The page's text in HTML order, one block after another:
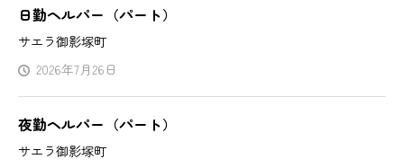
日勤ヘルパー（パート）
サエラ御影塚町
2026年7月26日
夜勤ヘルパー（パート）
サエラ御影塚町